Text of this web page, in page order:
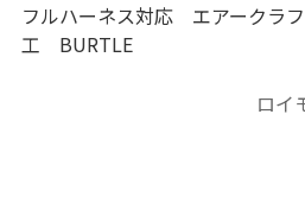
フルハーネス対応 エアークラ
工 BURTLE
ロイ